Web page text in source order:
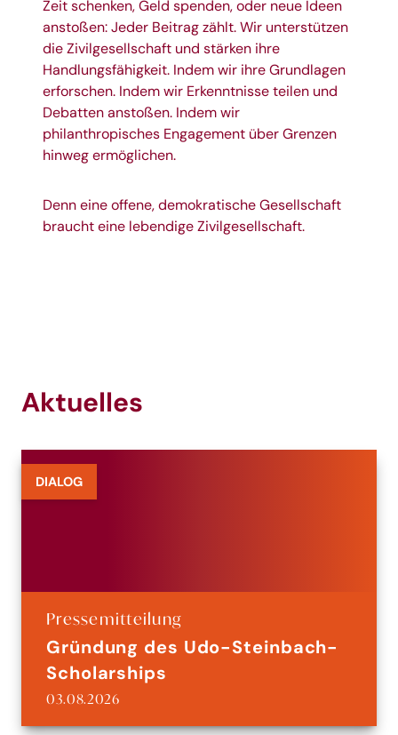
Zeit schenken, Geld spenden, oder neue Ideen
anstoßen: Jeder Beitrag zählt. Wir unterstützen
die Zivilgesellschaft und stärken ihre
Handlungsfähigkeit. Indem wir ihre Grundlagen
erforschen. Indem wir Erkenntnisse teilen und
Debatten anstoßen. Indem wir
philanthropisches Engagement über Grenzen
hinweg ermöglichen.
Denn eine offene, demokratische Gesellschaft
braucht eine lebendige Zivilgesellschaft.
Aktuelles
DIALOG
Pressemitteilung
Gründung des Udo-Steinbach-
Scholarships
03.08.2026